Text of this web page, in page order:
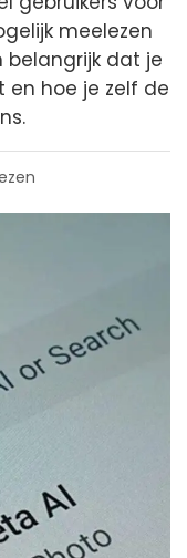
meelezen
belangrijk dat je
en hoe je zelf de